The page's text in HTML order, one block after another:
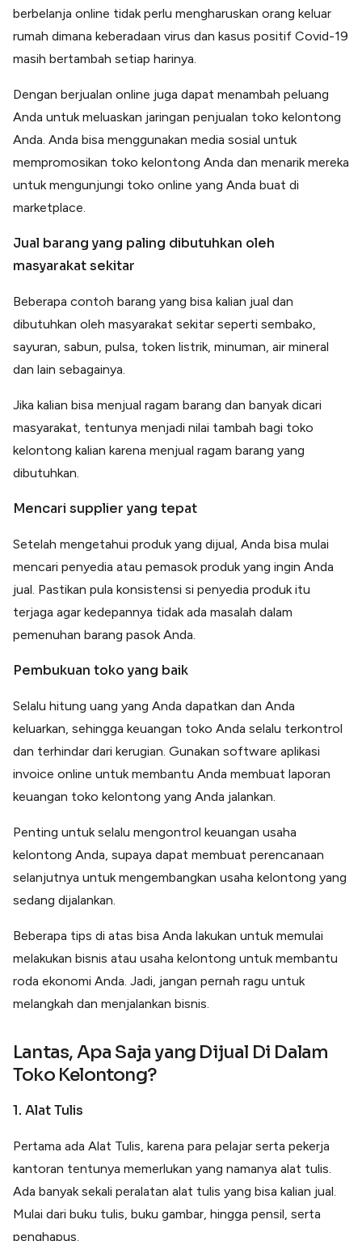
berbelanja online tidak perlu mengharuskan orang keluar
rumah dimana keberadaan virus dan kasus positif Covid-19
masih bertambah setiap harinya.
Dengan berjualan online juga dapat menambah peluang
Anda untuk meluaskan jaringan penjualan toko kelontong
Anda. Anda bisa menggunakan media sosial untuk
mempromosikan toko kelontong Anda dan menarik mereka
untuk mengunjungi toko online yang Anda buat di
marketplace.
Jual barang yang paling dibutuhkan oleh
masyarakat sekitar
Beberapa contoh barang yang bisa kalian jual dan
dibutuhkan oleh masyarakat sekitar seperti sembako,
sayuran, sabun, pulsa, token listrik, minuman, air mineral
dan lain sebagainya.
Jika kalian bisa menjual ragam barang dan banyak dicari
masyarakat, tentunya menjadi nilai tambah bagi toko
kelontong kalian karena menjual ragam barang yang
dibutuhkan.
Mencari supplier yang tepat
Setelah mengetahui produk yang dijual, Anda bisa mulai
mencari penyedia atau pemasok produk yang ingin Anda
jual. Pastikan pula konsistensi si penyedia produk itu
terjaga agar kedepannya tidak ada masalah dalam
pemenuhan barang pasok Anda.
Pembukuan toko yang baik
Selalu hitung uang yang Anda dapatkan dan Anda
keluarkan, sehingga keuangan toko Anda selalu terkontrol
dan terhindar dari kerugian. Gunakan software aplikasi
invoice online untuk membantu Anda membuat laporan
keuangan toko kelontong yang Anda jalankan.
Penting untuk selalu mengontrol keuangan usaha
kelontong Anda, supaya dapat membuat perencanaan
selanjutnya untuk mengembangkan usaha kelontong yang
sedang dijalankan.
Beberapa tips di atas bisa Anda lakukan untuk memulai
melakukan bisnis atau usaha kelontong untuk membantu
roda ekonomi Anda. Jadi, jangan pernah ragu untuk
melangkah dan menjalankan bisnis.
Lantas, Apa Saja yang Dijual Di Dalam
Toko Kelontong?
1. Alat Tulis
Pertama ada Alat Tulis, karena para pelajar serta pekerja
kantoran tentunya memerlukan yang namanya alat tulis.
Ada banyak sekali peralatan alat tulis yang bisa kalian jual.
Mulai dari buku tulis, buku gambar, hingga pensil, serta
penghapus.